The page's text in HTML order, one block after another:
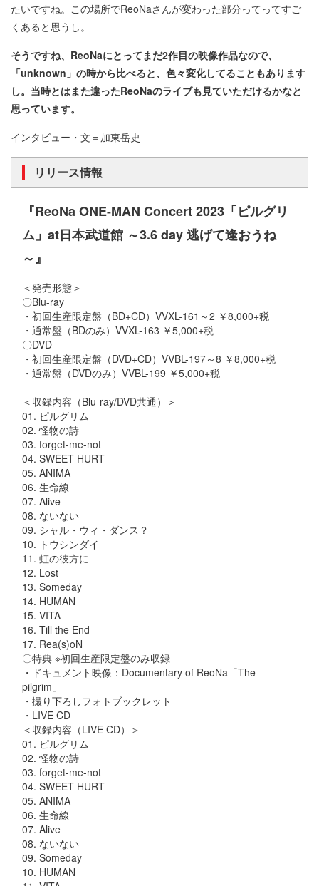
たいですね。この場所でReoNaさんが変わった部分ってってすご
くあると思うし。
そうですね、ReoNaにとってまだ2作目の映像作品なので、
「unknown」の時から比べると、色々変化してることもあります
し。当時とはまた違ったReoNaのライブも見ていただけるかなと
思っています。
インタビュー・文＝加東岳史
リリース情報
『ReoNa ONE-MAN Concert 2023「ピルグリ
ム」at日本武道館 ～3.6 day 逃げて逢おうね
～』
＜発売形態＞
〇Blu-ray
・初回生産限定盤（BD+CD）VVXL-161～2 ￥8,000+税
・通常盤（BDのみ）VVXL-163 ￥5,000+税
〇DVD
・初回生産限定盤（DVD+CD）VVBL-197～8 ￥8,000+税
・通常盤（DVDのみ）VVBL-199 ￥5,000+税
＜収録内容（Blu-ray/DVD共通）＞
01. ピルグリム
02. 怪物の詩
03. forget-me-not
04. SWEET HURT
05. ANIMA
06. 生命線
07. Alive
08. ないない
09. シャル・ウィ・ダンス？
10. トウシンダイ
11. 虹の彼方に
12. Lost
13. Someday
14. HUMAN
15. VITA
16. Till the End
17. Rea(s)oN
〇特典 ※初回生産限定盤のみ収録
・ドキュメント映像：Documentary of ReoNa「The
pilgrim」
・撮り下ろしフォトブックレット
・LIVE CD
＜収録内容（LIVE CD）＞
01. ピルグリム
02. 怪物の詩
03. forget-me-not
04. SWEET HURT
05. ANIMA
06. 生命線
07. Alive
08. ないない
09. Someday
10. HUMAN